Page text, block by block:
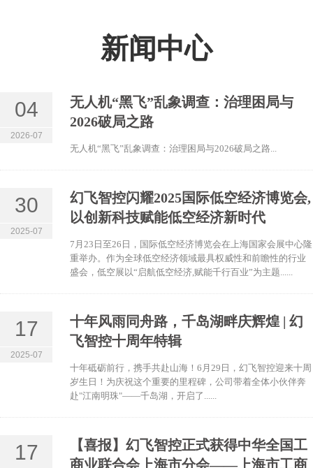
新闻中心
04
2026-07
无人机“黑飞”乱象调查：治理困局与
2026破局之路
无人机“黑飞”乱象调查：治理困局与2026破局之路...
30
2025-07
幻飞智控闪耀2025国际低空经济博览会,
以创新科技赋能低空经济新时代
7月23日至26日，国际低空经济博览会在上海国家会展中心隆
重举办。作为全球低空经济领域最具权威性和前瞻性的行业
盛会，低空展以“启航低空经济,赋能千行百业”为主题......
17
2025-07
十年风雨同舟路，千岛湖畔庆辉煌 | 幻
飞智控十周年特辑
十年砥砺前行，携手共赴山海！6月29日，幻飞智控迎来十周
岁生日！为庆祝这个重要的里程碑，公司带着全体小伙伴奔
赴"江南明珠"——千岛湖，开启了......
17
【喜报】幻飞智控正式获得中华全国工
商业联合会上海市分会——上海市工商